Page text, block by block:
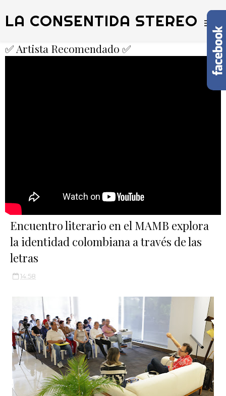
LA CONSENTIDA STEREO
✅ Artista Recomendado ✅
Encuentro literario en el MAMB explora
la identidad colombiana a través de las
letras
14:58